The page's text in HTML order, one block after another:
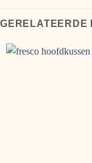
GERELATEERDE